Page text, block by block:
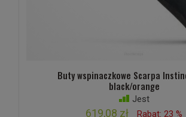
Buty wspinaczkowe Scarpa
black/orange
Jest
619,08 zł Rabat: 23 %